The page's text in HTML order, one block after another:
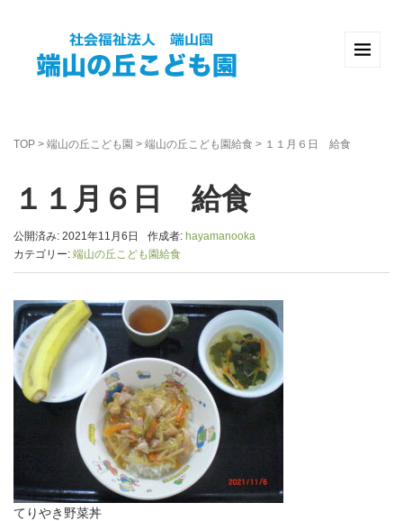
TOP > 端山の丘こども園 > 端山の丘こども園給食 > １１月６日 給食
１１月６日 給食
公開済み: 2021年11月6日 作成者: hayamanooka
カテゴリー: 端山の丘こども園給食
てりやき野菜丼